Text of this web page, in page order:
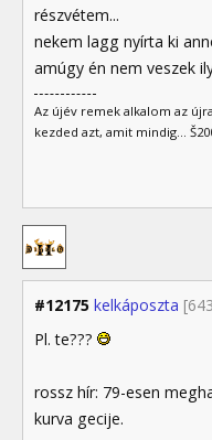
részvétem...
nekem lagg nyírta ki
amúgy én nem veszek
Az újév remek alkalom az
kezded azt, amit mindig...
#12175 kelkáposzta
Pl. te???
rossz hír: 79-esen
kurva gecije.